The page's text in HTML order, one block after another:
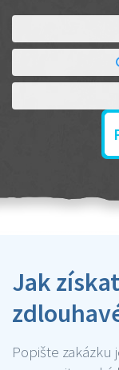
Jak
Popište